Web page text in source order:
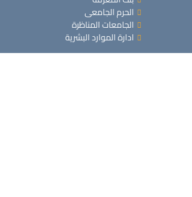
الحرم الجامعى
الجامعات المناظرة
ادارة الموارد البشرية